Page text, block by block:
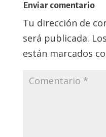
Enviar comentario
Tu dirección de
será publicada.
están marcados